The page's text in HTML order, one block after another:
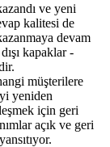
ve yeni
kalitesi de
devam
kapaklar -
müşterilere
yeniden
için geri
açık ve geri